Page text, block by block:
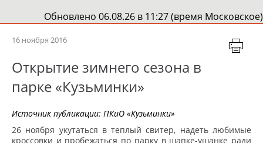
Обновлено 06.08.26 в 11:27 (время Московское)
16 ноября 2016
Открытие зимнего сезона в
парке «Кузьминки»
Источник публикации: ПКиО «Кузьминки»
26 ноября укутаться в теплый свитер, надеть любимые
кроссовки и пробежаться по парку в шапке-ушанке ради